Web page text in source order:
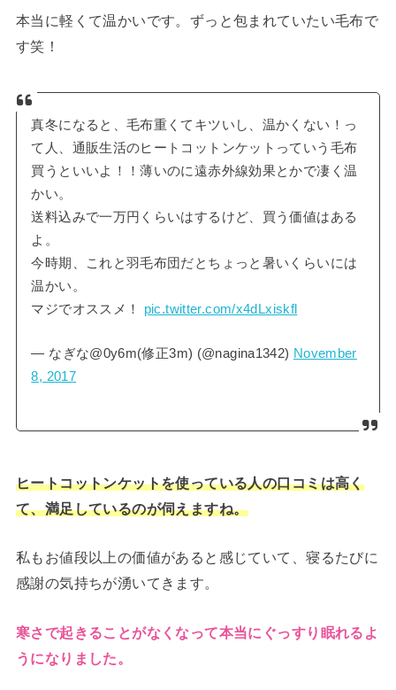
本当に軽くて温かいです。ずっと包まれていたい毛布で
す笑！
真冬になると、毛布重くてキツいし、温かくない！っ
て人、通販生活のヒートコットンケットっていう毛布
買うといいよ！！薄いのに遠赤外線効果とかで凄く温
かい。
送料込みで一万円くらいはするけど、買う価値はある
よ。
今時期、これと羽毛布団だとちょっと暑いくらいには
温かい。
マジでオススメ！ pic.twitter.com/x4dLxiskfl
— なぎな@0y6m(修正3m) (@nagina1342) November
8, 2017
ヒートコットンケットを使っている人の口コミは高く
て、満足しているのが伺えますね。
私もお値段以上の価値があると感じていて、寝るたびに
感謝の気持ちが湧いてきます。
寒さで起きることがなくなって本当にぐっすり眠れるよ
うになりました。